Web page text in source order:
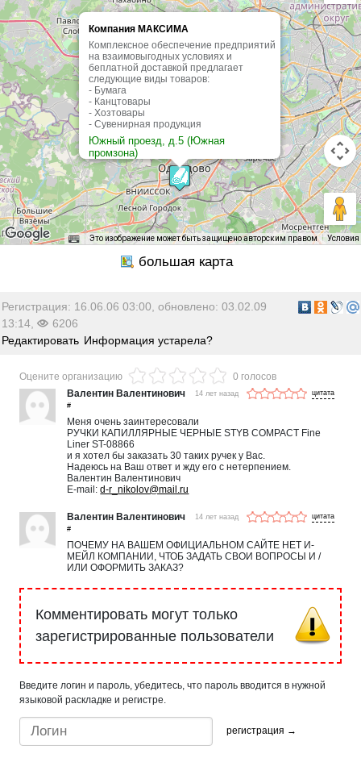
Компания МАКСИМА
Комплексное обеспечение предприятий
на взаимовыгодных условиях и
беплатной доставкой предлагает
следующие виды товаров:
- Бумага
- Канцтовары
- Хозтовары
- Сувенирная продукция
Южный проезд, д.5 (Южная
промзона)
(495) 502-14-31, 8-901-532-81-63
(495) 502-14-31
пн-пт: 10.00-18.00, сб-вск: выходной
Это изображение может быть защищено авторским правом Условия
Регистрация: 16.06.06 03:00, обновлено: 03.02.09
13:14,
6206
Редактировать Информация устарела?
Оцените организацию
0 голосов
Валентин Валентинович
14 лет назад
#
Меня очень заинтересовали
РУЧКИ КАПИЛЛЯРНЫЕ ЧЕРНЫЕ STYB COMPACT Fine
Liner ST-08866
и я хотел бы заказать 30 таких ручек у Вас.
Надеюсь на Ваш ответ и жду его с нетерпением.
Валентин Валентинович
E-mail:d-r_nikolov@mail.ru
Валентин Валентинович
14 лет назад
#
ПОЧЕМУ НА ВАШЕМ ОФИЦИАЛЬНОМ САЙТЕ НЕТ И-
МЕЙЛ КОМПАНИИ, ЧТОБ ЗАДАТЬ СВОИ ВОПРОСЫ И /
ИЛИ ОФОРМИТЬ ЗАКАЗ?
Комментировать могут только
зарегистрированные пользователи
Введите логин и пароль, убедитесь, что пароль вводится в нужной
языковой раскладке и регистре.
регистрация →